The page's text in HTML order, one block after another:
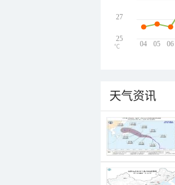
04 05 06
27
25
℃
天气资讯